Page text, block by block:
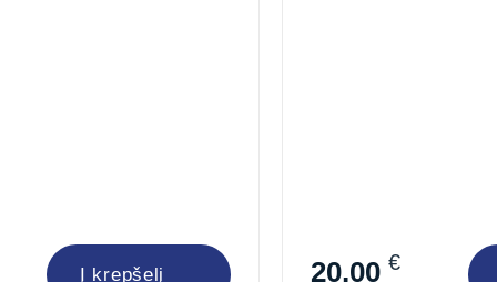
Į krepšelį 20,00 €